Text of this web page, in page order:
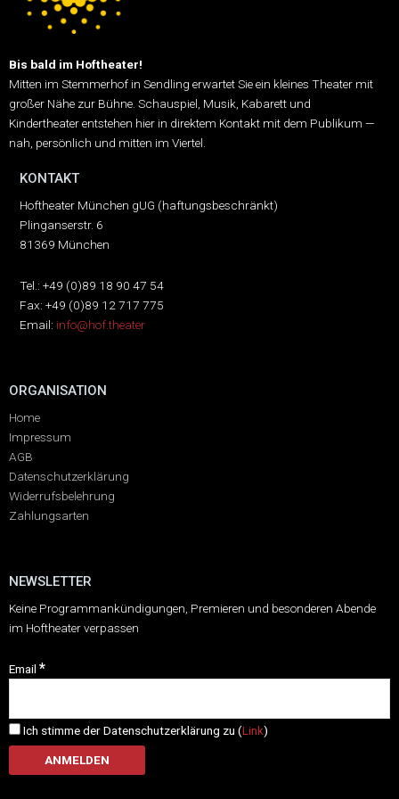
Bis bald im Hoftheater!
Mitten im Stemmerhof in Sendling erwartet Sie ein kleines Theater mit
großer Nähe zur Bühne. Schauspiel, Musik, Kabarett und
Kindertheater entstehen hier in direktem Kontakt mit dem Publikum —
nah, persönlich und mitten im Viertel.
KONTAKT
Hoftheater München gUG (haftungsbeschränkt)
Plinganserstr. 6
81369 München
Tel.: +49 (0)89 18 90 47 54
Fax: +49 (0)89 12 717 775
Email: info@hof.theater
ORGANISATION
Home
Impressum
AGB
Datenschutzerklärung
Widerrufsbelehrung
Zahlungsarten
NEWSLETTER
Keine Programmankündigungen, Premieren und besonderen Abende
im Hoftheater verpassen
Email *
Ich stimme der Datenschutzerklärung zu (Link)